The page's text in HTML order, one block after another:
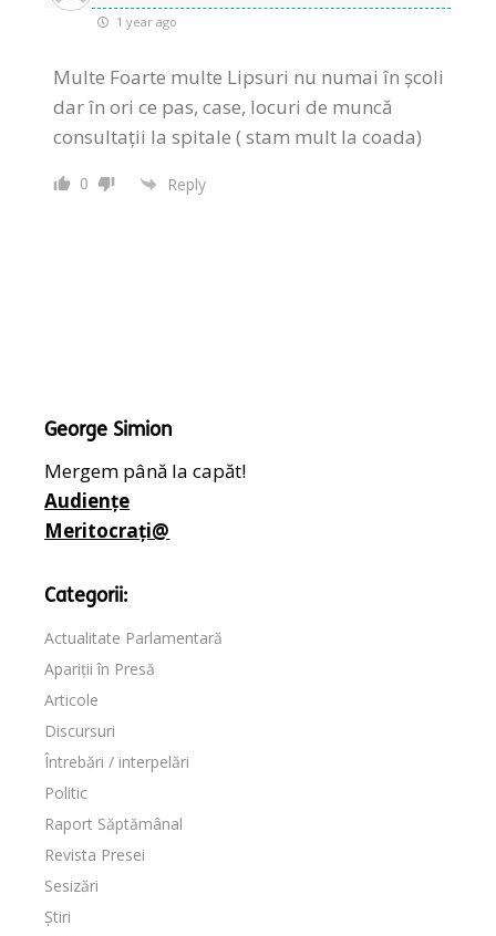
1 year ago
Multe Foarte multe Lipsuri nu numai în școli
dar în ori ce pas, case, locuri de muncă
consultații la spitale ( stam mult la coada)
0 Reply
George Simion
Mergem până la capăt!
Audiențe
Meritocrați@
Categorii:
Actualitate Parlamentară
Apariții în Presă
Articole
Discursuri
Întrebări / interpelări
Politic
Raport Săptămânal
Revista Presei
Sesizări
Știri